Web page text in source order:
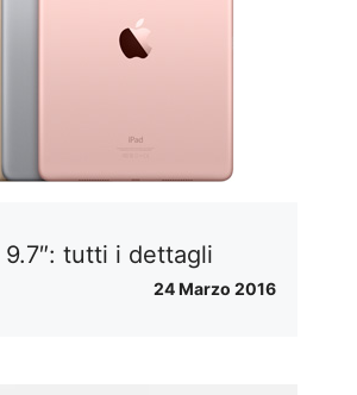
9.7″: tutti i dettagli
24 Marzo 2016